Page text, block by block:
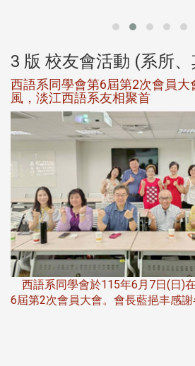
3 版 校友會活動 (系所
西語系同學會第6屆第2次會員大
風，淡江西語系友相聚首
西語系同學會於115年6月7日(日)
6屆第2次會員大會。會長藍挹丰感謝